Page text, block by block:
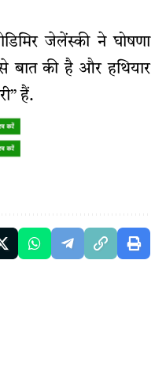
जेलेंस्की ने घोषणा
से बात की है और हथियार
हैं.